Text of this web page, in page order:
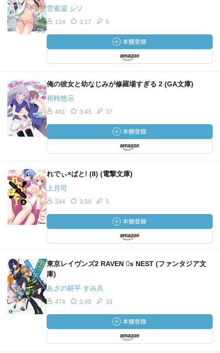
雲雀湯 シソ
114 3.17 5
俺の彼女と幼なじみが修羅場すぎる 2 (GA文庫)
裕時悠示
461 3.43 37
れでぃ×ばと! (8) (電撃文庫)
上月司
244 3.50 5
東京レイヴンズ2 RAVEN ゙s NEST (ファンタジア文
庫)
あざの耕平 すみ兵
474 3.90 33